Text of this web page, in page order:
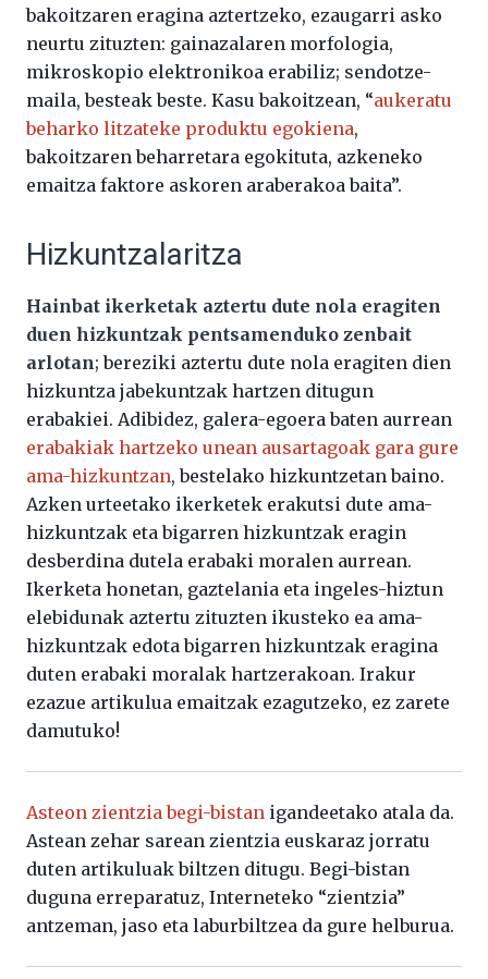
bakoitzaren eragina aztertzeko, ezaugarri asko
neurtu zituzten: gainazalaren morfologia,
mikroskopio elektronikoa erabiliz; sendotze-
maila, besteak beste. Kasu bakoitzean, “aukeratu
beharko litzateke produktu egokiena,
bakoitzaren beharretara egokituta, azkeneko
emaitza faktore askoren araberakoa baita”.
Hizkuntzalaritza
Hainbat ikerketak aztertu dute nola eragiten
duen hizkuntzak pentsamenduko zenbait
arlotan; bereziki aztertu dute nola eragiten dien
hizkuntza jabekuntzak hartzen ditugun
erabakiei. Adibidez, galera-egoera baten aurrean
erabakiak hartzeko unean ausartagoak gara gure
ama-hizkuntzan, bestelako hizkuntzetan baino.
Azken urteetako ikerketek erakutsi dute ama-
hizkuntzak eta bigarren hizkuntzak eragin
desberdina dutela erabaki moralen aurrean.
Ikerketa honetan, gaztelania eta ingeles-hiztun
elebidunak aztertu zituzten ikusteko ea ama-
hizkuntzak edota bigarren hizkuntzak eragina
duten erabaki moralak hartzerakoan. Irakur
ezazue artikulua emaitzak ezagutzeko, ez zarete
damutuko!
Asteon zientzia begi-bistan igandeetako atala da.
Astean zehar sarean zientzia euskaraz jorratu
duten artikuluak biltzen ditugu. Begi-bistan
duguna erreparatuz, Interneteko “zientzia”
antzeman, jaso eta laburbiltzea da gure helburua.